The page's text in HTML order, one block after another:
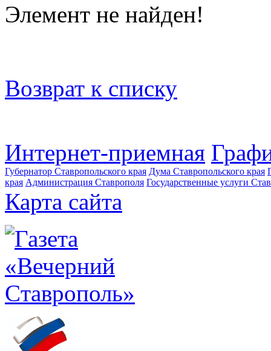
Элемент не найден!
Возврат к списку
Интернет-приемная
Губернатор Ставропольского края Дума Ставропольского края
края Администрация Ставрополя Государственные услуги
Карта сайта